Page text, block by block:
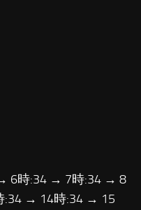
6時:34 → 7時:34 → 8
:34 → 14時:34 → 15